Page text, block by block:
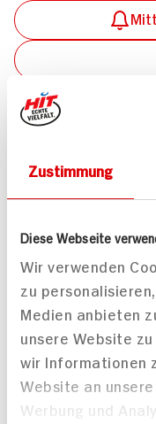
Zustimmung
Diese Webseite
Wir verwenden
zu
Medien anbieten
unsere Website
wir Informationen
Website an
Werbung und
Passende
Spitzenreis
Langkornreis